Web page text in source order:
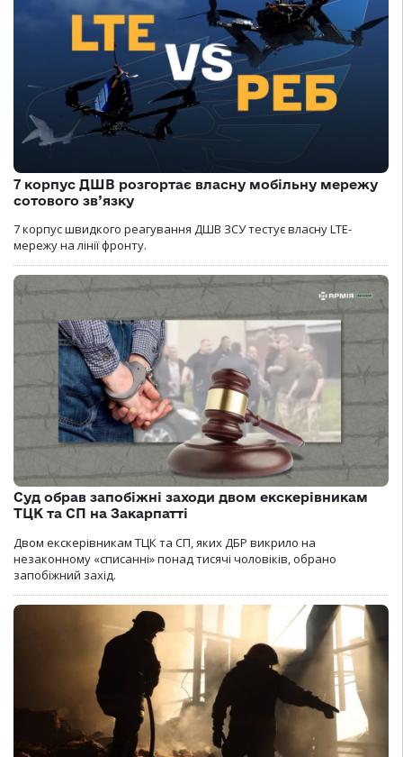
7 корпус ДШВ розгортає власну мобільну мережу
сотового зв’язку
7 корпус швидкого реагування ДШВ ЗСУ тестує власну LTE-
мережу на лінії фронту.
Суд обрав запобіжні заходи двом екскерівникам
ТЦК та СП на Закарпатті
Двом екскерівникам ТЦК та СП, яких ДБР викрило на
незаконному «списанні» понад тисячі чоловіків, обрано
запобіжний захід.